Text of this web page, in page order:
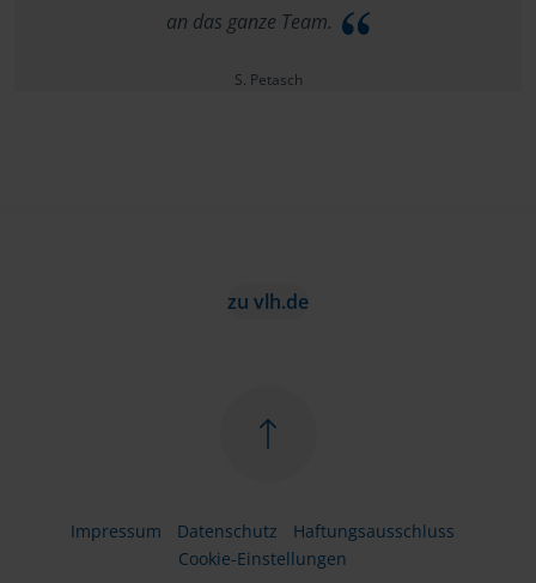
an das ganze Team.
S. Petasch
zu vlh.de
Impressum Datenschutz
Haftungsausschluss
Cookie-Einstellungen